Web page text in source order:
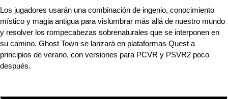
Los jugadores usarán una combinación de ingenio, conocimiento
místico y magia antigua para vislumbrar más allá de nuestro mundo
y resolver los rompecabezas sobrenaturales que se interponen en
su camino. Ghost Town se lanzará en plataformas Quest a
principios de verano, con versiones para PCVR y PSVR2 poco
después.